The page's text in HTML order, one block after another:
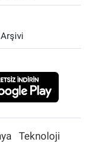
Teknoloji